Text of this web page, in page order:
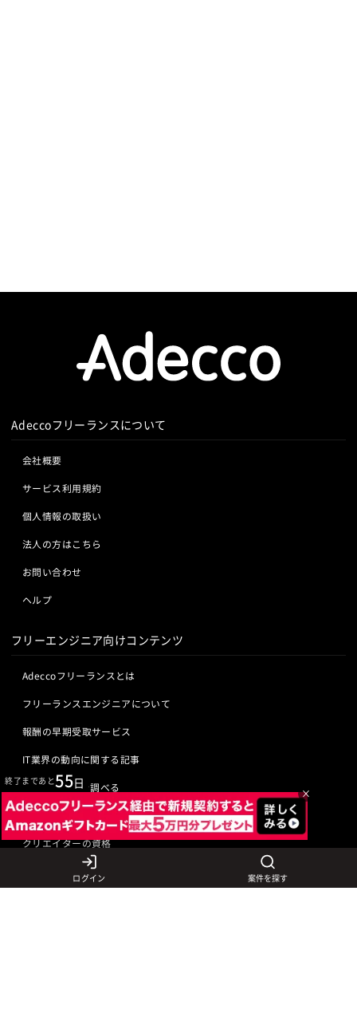
Adeccoフリーランスについて
会社概要
サービス利用規約
個人情報の取扱い
法人の方はこちら
お問い合わせ
ヘルプ
フリーエンジニア向けコンテンツ
Adeccoフリーランスとは
フリーランスエンジニアについて
報酬の早期受取サービス
IT業界の動向に関する記事
IT業界の用語を調べる
ITエンジニアの資格
クリエイターの資格
言語から探す
ログイン 案件を探す
×
終了まであと55日